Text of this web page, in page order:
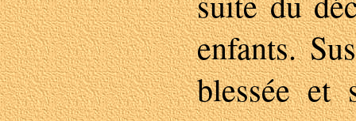
enfants.
blessée et